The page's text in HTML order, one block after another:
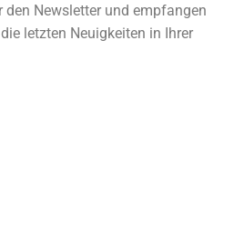
den Newsletter und empfangen
letzten Neuigkeiten in Ihrer